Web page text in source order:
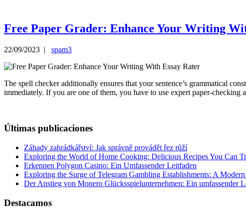
Free Paper Grader: Enhance Your Writing
22/09/2023 | spam3
The spell checker additionally ensures that your sentence’s grammatical
immediately. If you are one of them, you have to use expert paper-
Últimas publicaciones
Záhady zahrádkářství: Jak správně provádět řez růží
Exploring the World of Home Cooking: Delicious Recipes You Can
Erkennen Polygon Casino: Ein Umfassender Leitfaden
Exploring the Surge of Telegram Gambling Establishments: A
Der Anstieg von Monero Glücksspielunternehmen: Ein umfassender
Destacamos